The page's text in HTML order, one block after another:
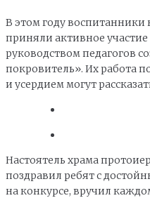
В этом году
приняли активное
руководством педагогов
покровитель». Их работа
и усердием могут
Настоятель храма
поздравил ребят с
на конкурсе, вручил